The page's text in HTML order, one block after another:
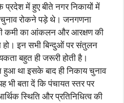
प्रदेश में हुए बीते नगर निकायों में
रोकने पड़े थे। जनगणना
कमी का आंकलन और आरक्षण की
इन सभी बिन्दुओं पर संतुलन
बहुत ही जरूरी होती है।
था इसके बाद ही निकाय चुनाव
भी बता दें कि पंचायत स्तर पर
स्थिति और प्रतिनिधित्व की